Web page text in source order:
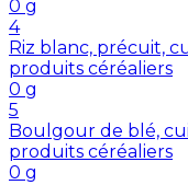
0 g
4
Riz blanc, précuit,
produits céréaliers
0 g
5
Boulgour de blé,
produits céréaliers
0 g